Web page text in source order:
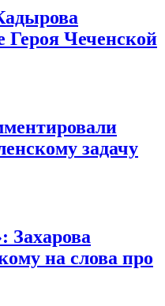
Героя Чеченской
задачу
Захарова
на слова про